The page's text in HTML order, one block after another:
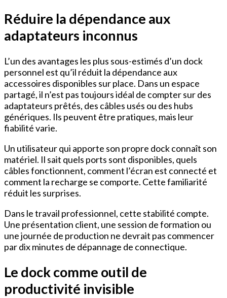
Réduire la dépendance aux
adaptateurs inconnus
L’un des avantages les plus sous-estimés d’un dock
personnel est qu’il réduit la dépendance aux
accessoires disponibles sur place. Dans un espace
partagé, il n’est pas toujours idéal de compter sur des
adaptateurs prêtés, des câbles usés ou des hubs
génériques. Ils peuvent être pratiques, mais leur
fiabilité varie.
Un utilisateur qui apporte son propre dock connaît son
matériel. Il sait quels ports sont disponibles, quels
câbles fonctionnent, comment l’écran est connecté et
comment la recharge se comporte. Cette familiarité
réduit les surprises.
Dans le travail professionnel, cette stabilité compte.
Une présentation client, une session de formation ou
une journée de production ne devrait pas commencer
par dix minutes de dépannage de connectique.
Le dock comme outil de
productivité invisible